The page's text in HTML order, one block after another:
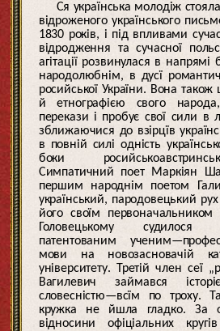
Ся українська молодіж
відроженого українського
1830 років, і під впливами
відродження та сучасної
агітації розвинулася в напрямі
народолюбнім, в дусї
росийської України. Вона також
й етнографією свого
перекази і пробує свої сили в
зближаючися до взірцїв
в повній силі одність
боки
Симпатичний поет Маркіян
першим народнім поетом
український, пародовецький
його своїм первоначальником
Головецькому
патентованим
мови на новозасновачій
університету. Третій член сеї
Вагилевич займався
словесністю—всїм по троху.
кружка не йшла гладко. За
відносини офіціальних